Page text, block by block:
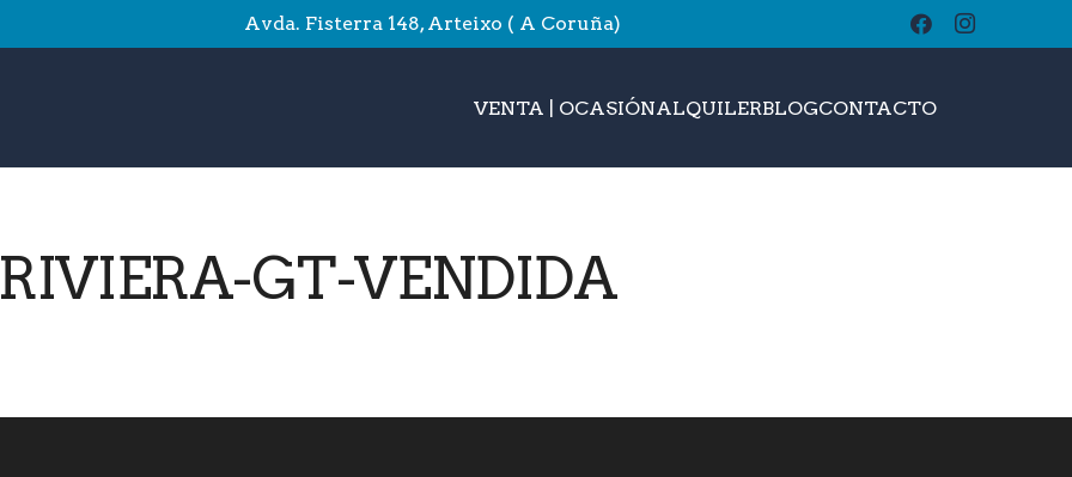
Avda. Fisterra 148, Arteixo ( A Coruña)
VENTA | OCASIÓNALQUILERBLOGCONTACTObuscar
GT-VENDIDA